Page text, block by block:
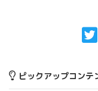
ピックアップコンテ